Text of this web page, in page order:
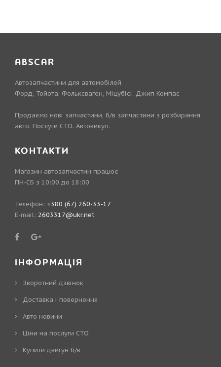
ABSCAR
Автозапчастини для автомобілей
Форд, Тойота, Фольксваген, Міцубісі, Джип Компас
Продаємо нові запчастини, б/в запчастини з розбирання
авто. Послуги СТО. Автовикуп.
КОНТАКТИ
Магазин автозапчастин працює
ПН-СБ з 10:00 до 18:00
Телефон: +380 (67) 260-33-17
E-mail: 2603317@ukr.net
ІНФОРМАЦІЯ
Зворотний дзвінок
Доставка і повернення
Авто новини
Ціни на послуги СТО
Купити двигун б/в